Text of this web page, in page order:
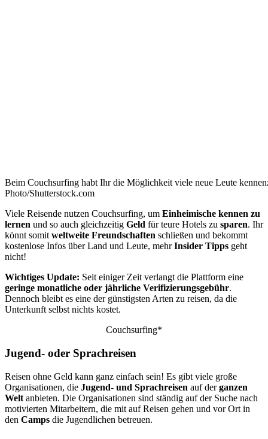
Beim Couchsurfing habt Ihr die Möglichkeit viele neue Leute
Photo/Shutterstock.com
Viele Reisende nutzen Couchsurfing, um Einheimische kennen zu
lernen und so auch gleichzeitig Geld für teure Hotels zu sparen. Ihr
könnt somit weltweite Freundschaften schließen und bekommt
kostenlose Infos über Land und Leute, mehrInsider Tipps geht
nicht!
Wichtiges Update: Seit einiger Zeit verlangt die Plattform eine
geringe monatliche oder jährliche Verifizierungsgebühr.
Dennoch bleibt es eine der günstigsten Arten zu reisen, da die
Unterkunft selbst nichts kostet.
Couchsurfing*
Jugend- oder Sprachreisen
Reisen ohne Geld kann ganz einfach sein! Es gibt viele große
Organisationen, die Jugend- und Sprachreisen auf derganzen
Welt anbieten. Die Organisationen sind ständig auf der Suche nach
motivierten Mitarbeitern, die mit auf Reisen gehen und vor Ort in
den Camps die Jugendlichen betreuen.